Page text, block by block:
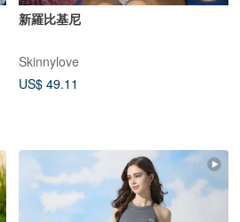
新羅比基尼
Skinnylove
US$ 49.11